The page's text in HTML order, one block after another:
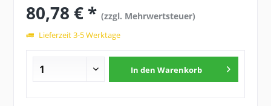
80,78 € *(zzgl. Mehrwertsteuer)
Lieferzeit 3-5 Werktage
In den Warenkorb